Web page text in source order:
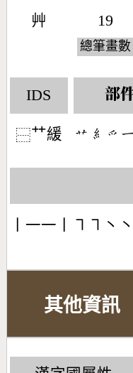
艸 19
總筆畫數
IDS
⿱艹緩
部
丨一一丨㇕㇕丶
其他資訊